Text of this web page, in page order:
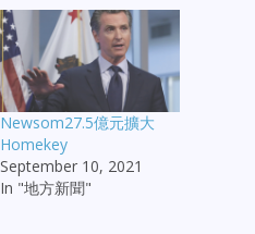
Newsom27.5億元擴大
Homekey
September 10, 2021
In "地方新聞"